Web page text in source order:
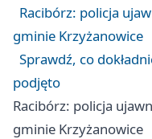
Racibórz: policja
gminie Krzyżanowice
Sprawdź, co
podjęto
Racibórz: policja
gminie Krzyżanowice